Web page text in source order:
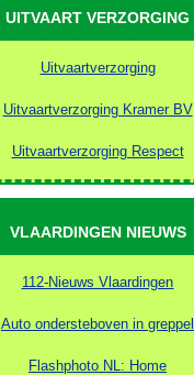
UITVAART VERZORGING
Uitvaartverzorging
Uitvaartverzorging Kramer BV
Uitvaartverzorging Respect
VLAARDINGEN NIEUWS
112-Nieuws Vlaardingen
Auto ondersteboven in greppel
Flashphoto NL: Home